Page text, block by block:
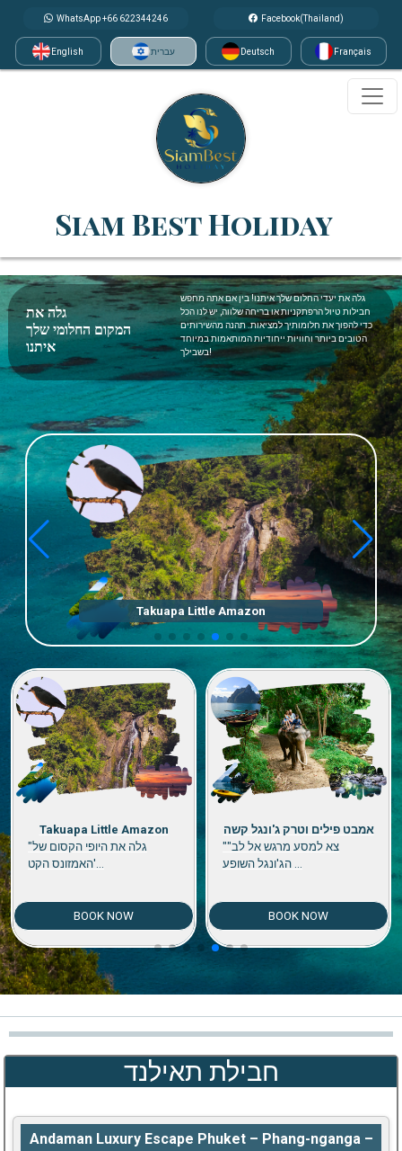
WhatsApp +66 622344246 Facebook(Thailand)
English עברית Deutsch Français
Siam Best Holiday
גלה את
המקום החלומי שלך
איתנו
גלה את יעדי החלום שלך איתנו! בין אם אתה מחפש
חבילות טיול הרפתקניות או בריחה שלווה, יש לנו הכל
כדי להפוך את חלומותיך למציאות. תהנה מהשירותים
הטובים ביותר וחוויות ייחודיות המותאמות במיוחד
בשבילך!
Takuapa Little Amazon
Takuapa Little Amazon
"גלה את היופי הקסום של
BOOK NOW
אמבט פילים וטרק ג'ונגל קשה
""צא למסע מרגש אל לב
BOOK NOW
חבילת תאילנד
Andaman Luxury Escape Phuket – Phang-nganga –